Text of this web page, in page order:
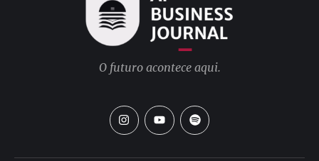
O futuro acontece aqui.